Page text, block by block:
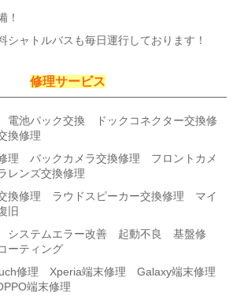
！
シャトルバスも毎日運行しております！
修理サービス
電池パック交換 ドックコネクター交換修
換修理
理 バックカメラ交換修理 フロントカメ
レンズ交換修理
換修理 ラウドスピーカー交換修理 マイ
旧
システムエラー改善 起動不良 基盤修
ーティング
修理 Xperia端末修理 Galaxy端末修理
端末修理